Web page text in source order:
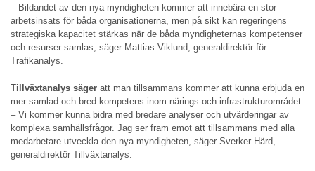
– Bildandet av den nya myndigheten kommer att innebära en stor
arbetsinsats för båda organisationerna, men på sikt kan regeringens
strategiska kapacitet stärkas när de båda myndigheternas kompetenser
och resurser samlas, säger Mattias Viklund, generaldirektör för
Trafikanalys.
Tillväxtanalys säger att man tillsammans kommer att kunna erbjuda en
mer samlad och bred kompetens inom närings-och infrastrukturområdet.
– Vi kommer kunna bidra med bredare analyser och utvärderingar av
komplexa samhällsfrågor. Jag ser fram emot att tillsammans med alla
medarbetare utveckla den nya myndigheten, säger Sverker Härd,
generaldirektör Tillväxtanalys.